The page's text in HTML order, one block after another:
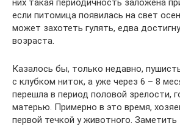
если питомица появилась на свет
может захотеть гулять, едва
возраста.
Казалось бы, только недавно,
с клубком ниток, а уже через 6 – 8
перешла в период половой зрелости,
матерью. Примерно в это время,
первой течкой у животного. Заметить